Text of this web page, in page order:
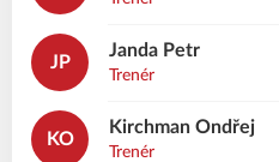
JP
Petr
Janda
Trenér
KO
Ondřej
Kirchman
Trenér